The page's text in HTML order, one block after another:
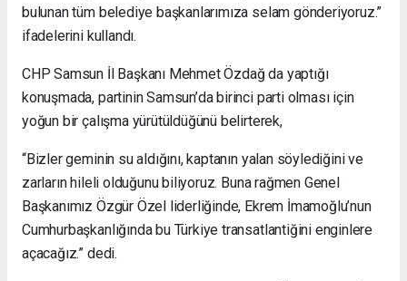
bulunan tüm belediye başkanlarımıza selam gönderiyoruz.”
ifadelerini kullandı.
CHP Samsun İl Başkanı Mehmet Özdağ da yaptığı
konuşmada, partinin Samsun’da birinci parti olması için
yoğun bir çalışma yürütüldüğünü belirterek,
“Bizler geminin su aldığını, kaptanın yalan söylediğini ve
zarların hileli olduğunu biliyoruz. Buna rağmen Genel
Başkanımız Özgür Özel liderliğinde, Ekrem İmamoğlu’nun
Cumhurbaşkanlığında bu Türkiye transatlantiğini enginlere
açacağız.” dedi.